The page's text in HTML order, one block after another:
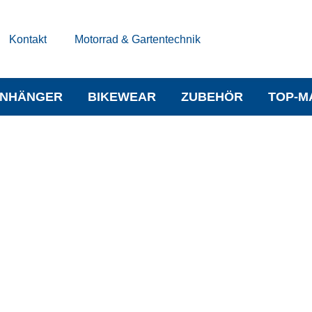
Kontakt Motorrad & Gartentechnik
BIKEWEAR ZUBEHÖR TOP-